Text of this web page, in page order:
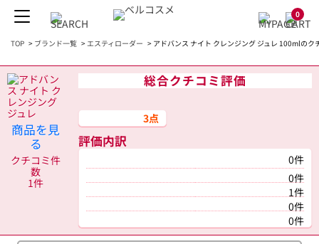
0
TOP > ブランド一覧 > エスティローダー > アドバンス ナイト クレンジング ジュレ 100mlのク
商品を見
る
クチコミ件
数
1件
総合クチコミ評価
3点
評価内訳
0件
0件
1件
0件
0件